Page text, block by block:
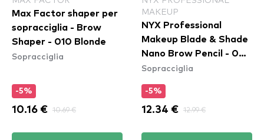
Max Factor shaper per
sopracciglia - Brow
Shaper - 010 Blonde
Sopracciglia
-5%
10.16 € 10.69 €
MAKEUP
NYX Professional
Makeup Blade & Shade
Nano Brow Pencil - 04
Taupe
Sopracciglia
-5%
12.34 € 12.99 €